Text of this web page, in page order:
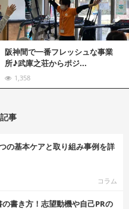
阪神間で一番フレッシュな事業
所♪武庫之荘からポジ...
1,358
事
の基本ケアと取り組み事例を詳
コラム
書き方！志望動機や自己PRの